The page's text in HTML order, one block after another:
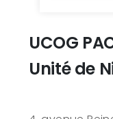
UCOG
Unité de